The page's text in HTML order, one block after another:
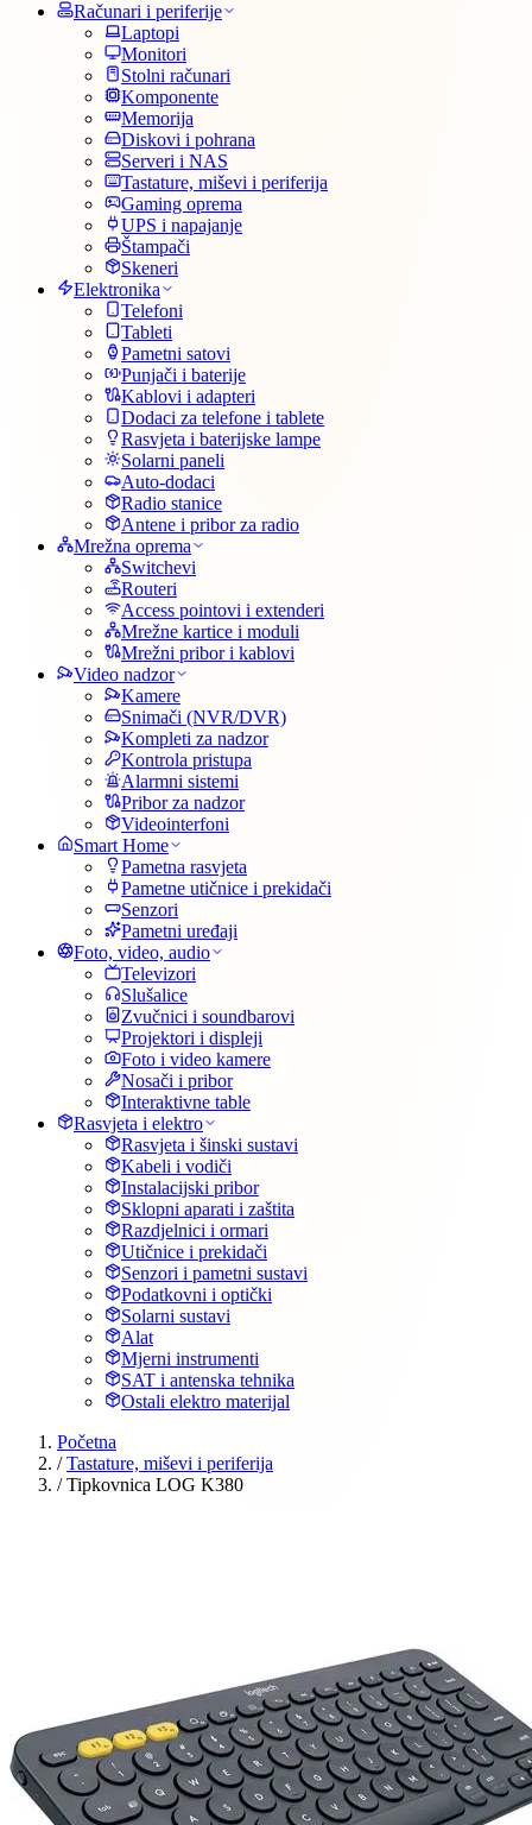
Računari i periferije
Laptopi
Monitori
Stolni računari
Komponente
Memorija
Diskovi i pohrana
Serveri i NAS
Tastature, miševi i periferija
Gaming oprema
UPS i napajanje
Štampači
Skeneri
Elektronika
Telefoni
Tableti
Pametni satovi
Punjači i baterije
Kablovi i adapteri
Dodaci za telefone i tablete
Rasvjeta i baterijske lampe
Solarni paneli
Auto-dodaci
Radio stanice
Antene i pribor za radio
Mrežna oprema
Switchevi
Routeri
Access pointovi i extenderi
Mrežne kartice i moduli
Mrežni pribor i kablovi
Video nadzor
Kamere
Snimači (NVR/DVR)
Kompleti za nadzor
Kontrola pristupa
Alarmni sistemi
Pribor za nadzor
Videointerfoni
Smart Home
Pametna rasvjeta
Pametne utičnice i prekidači
Senzori
Pametni uređaji
Foto, video, audio
Televizori
Slušalice
Zvučnici i soundbarovi
Projektori i displeji
Foto i video kamere
Nosači i pribor
Interaktivne table
Rasvjeta i elektro
Rasvjeta i šinski sustavi
Kabeli i vodiči
Instalacijski pribor
Sklopni aparati i zaštita
Razdjelnici i ormari
Utičnice i prekidači
Senzori i pametni sustavi
Podatkovni i optički
Solarni sustavi
Alat
Mjerni instrumenti
SAT i antenska tehnika
Ostali elektro materijal
Početna
/ Tastature, miševi i periferija
/ Tipkovnica LOG K380